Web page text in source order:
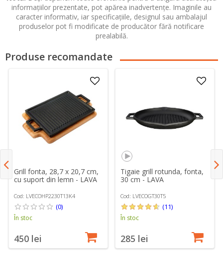
informațiilor prezentate, pot apărea inadvertențe. Imaginile au
caracter informativ, iar specificațiile, designul sau ambalajul
produselor pot fi modificate de producător fără notificare
prealabilă.
Produse recomandate
Grill fonta, 28,7 x 20,7 cm,
cu suport din lemn - LAVA
Cod: LVECOHP2230T13K4
(0)
În stoc
450 lei
Tigaie grill rotunda, fonta,
30 cm - LAVA
Cod: LVECOGT30T5
(11)
În stoc
285 lei